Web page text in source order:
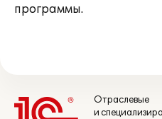
программы.
Отраслевые
и